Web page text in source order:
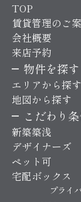
TOP
賃貸管理のご
会社概要
来店予約
物件を探す
エリアから探す
地図から探す
こだわり
新築築浅
デザイナーズ
ペット可
宅配ボックス
プライ